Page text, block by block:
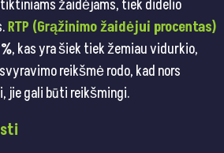
žaidėjams, tiek didelio
RTP (Grąžinimo žaidėjui procentas)
, kas yra šiek tiek žemiau vidurkio,
reikšmė rodo, kad nors
jie gali būti reikšmingi.